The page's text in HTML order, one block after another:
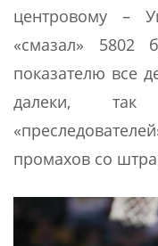
центровому –
«смазал» 5802
показателю все
далеки,
промахов со